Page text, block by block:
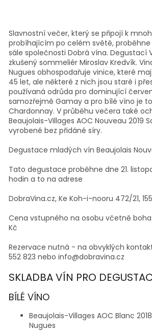
Slavnostní večer, který se připojí k
probíhajícím po celém světě,
sále společnosti Dobrá vína. Degustací
zkušený sommeliér Miroslav Kredvík.
Nugues obhospodařuje vinice, které
45 let, ale některé z nich jsou staré i
používaná odrůda pro dominující
samozřejmě Gamay a pro bílé víno je
Chardonnay. V průběhu večera také
Beaujolais-Villages AOC Nouveau 2019
vyrobené bez přidáné síry.
Degustace mladých vín Beaujolais
Tato degustace proběhne dne 21.
hodin a to na adrese
DobraVina.cz, Ke Koh-i-nooru 472/21,
Cena vstupného na osobu včetně
Kč
Rezervace nutná - na obvyklých
552 823 nebo info@dobravina.cz
SKLADBA VÍN PRO
BÍLÉ VÍNO
Beaujolais-Villages AOC Blanc
Nugues